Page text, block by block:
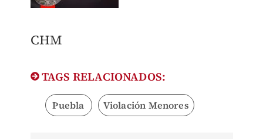
CHM
TAGS RELACIONADOS:
Puebla Violación Menores